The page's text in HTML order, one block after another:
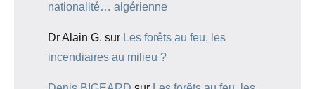
nationalité… algérienne
Dr Alain G. sur Les forêts au feu, les
incendiaires au milieu ?